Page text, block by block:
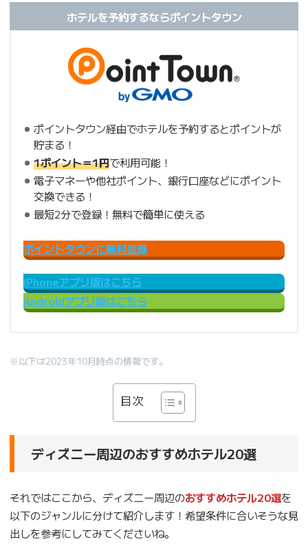
ホテルを予約するならポイントタウン
ポイントタウン経由でホテルを予約するとポイントが
貯まる！
1ポイント＝1円で利用可能！
電子マネーや他社ポイント、銀行口座などにポイント
交換できる！
最短2分で登録！無料で簡単に使える
ポイントタウンに無料登録
iPhoneアプリ版はこちら
Androidアプリ版はこちら
※以下は2023年10月時点の情報です。
目次
ディズニー周辺のおすすめホテル20選
それではここから、ディズニー周辺のおすすめホテル20選を
以下のジャンルに分けて紹介します！希望条件に合いそうな見
出しを参考にしてみてくださいね。